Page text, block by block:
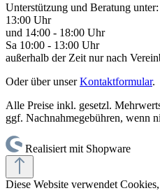
Unterstützung und Beratung unter:
13:00 Uhr
und 14:00 - 18:00 Uhr
Sa 10:00 - 13:00 Uhr
außerhalb der Zeit nur nach
Oder über unserKontaktformular.
Alle Preise inkl. gesetzl.
ggf. Nachnahmegebühren, wenn
Realisiert mit Shopware
Diese Website verwendet